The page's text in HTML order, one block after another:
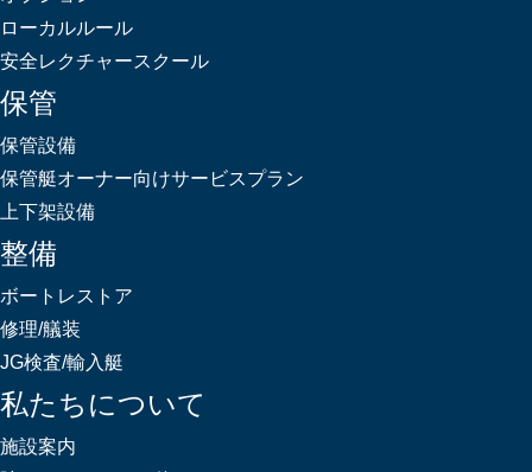
ローカルルール
安全レクチャースクール
保管
保管設備
保管艇オーナー向けサービスプラン
上下架設備
整備
ボートレストア
修理/艤装
JG検査/輸入艇
私たちについて
施設案内